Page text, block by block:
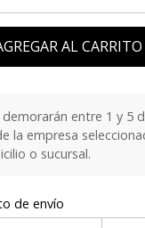
AL CARRITO
entre 1 y 5
la empresa
o sucursal.
de envío